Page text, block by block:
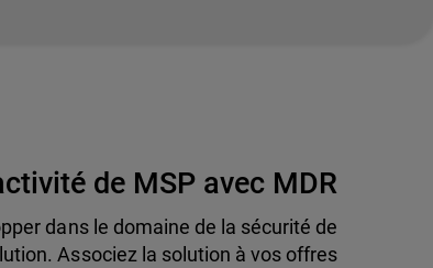
de MSP avec MDR
dans le domaine de la sécurité de
Associez la solution à vos offres